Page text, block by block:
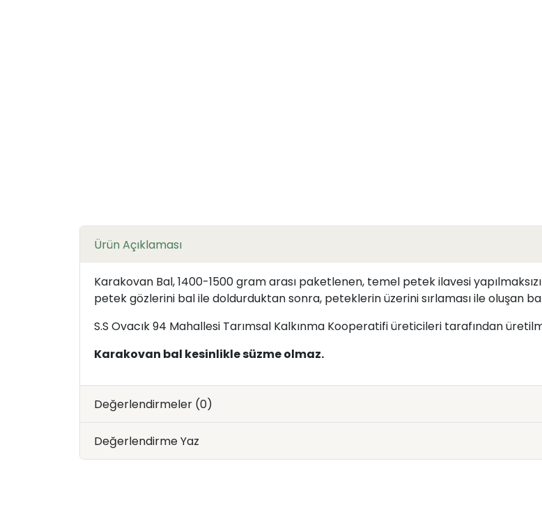
Ürün Açıklaması
Karakovan Bal, 1400-1500 gram arası paketlenen, temel petek ilavesi
petek gözlerini bal ile doldurduktan sonra, peteklerin üzerini sırlaması ile oluşan
S.S Ovacık 94 Mahallesi Tarımsal Kalkınma Kooperatifi üreticileri tarafından
Karakovan bal kesinlikle süzme olmaz.
Değerlendirmeler (0)
Değerlendirme Yaz